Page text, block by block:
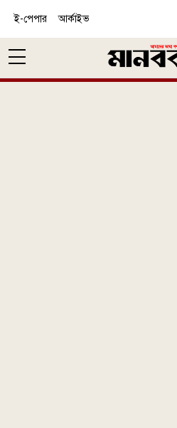
ই-পেপার আর্কাইভ